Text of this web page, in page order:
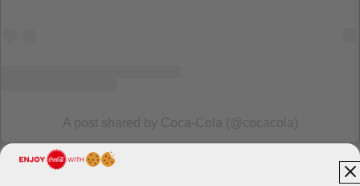
A post shared by Coca‑Cola (@cocacola)